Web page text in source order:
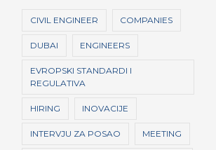
CIVIL ENGINEER COMPANIES
DUBAI ENGINEERS
EVROPSKI STANDARDI I
REGULATIVA
HIRING INOVACIJE
INTERVJU ZA POSAO MEETING